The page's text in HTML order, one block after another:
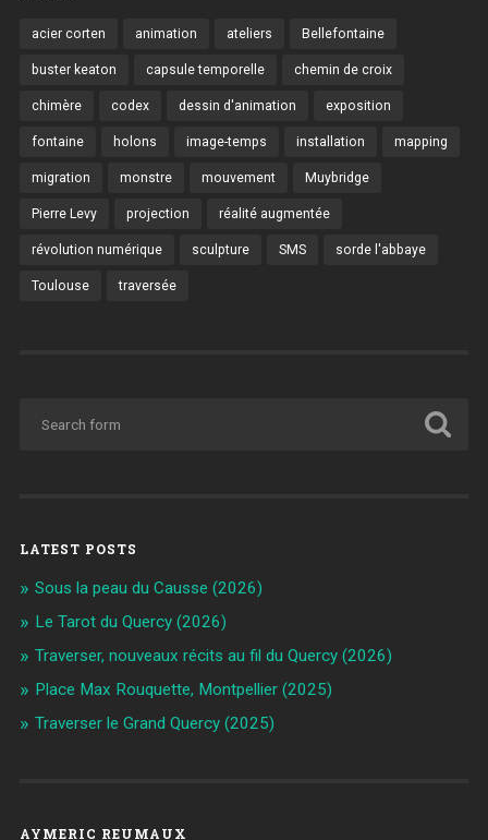
acier corten animation ateliers Bellefontaine
buster keaton capsule temporelle chemin de croix
chimère codex dessin d'animation exposition
fontaine holons image-temps installation mapping
migration monstre mouvement Muybridge
Pierre Levy projection réalité augmentée
révolution numérique sculpture SMS sorde l'abbaye
Toulouse traversée
LATEST POSTS
Sous la peau du Causse (2026)
Le Tarot du Quercy (2026)
Traverser, nouveaux récits au fil du Quercy (2026)
Place Max Rouquette, Montpellier (2025)
Traverser le Grand Quercy (2025)
AYMERIC REUMAUX